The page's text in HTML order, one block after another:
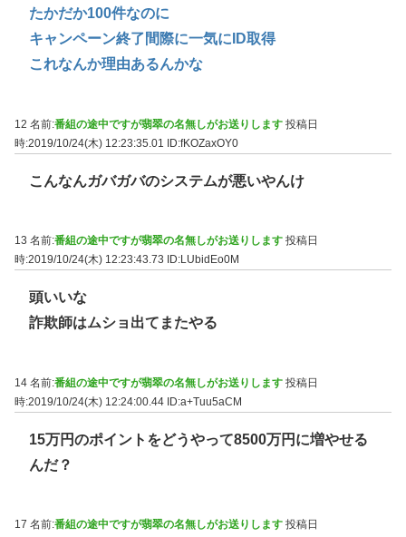
たかだか100件なのに
キャンペーン終了間際に一気にID取得
これなんか理由あるんかな
12 名前:番組の途中ですが翡翠の名無しがお送りします 投稿日
時:2019/10/24(木) 12:23:35.01 ID:fKOZaxOY0
こんなんガバガバのシステムが悪いやんけ
13 名前:番組の途中ですが翡翠の名無しがお送りします 投稿日
時:2019/10/24(木) 12:23:43.73
ID:LUbidEo0M
頭いいな
詐欺師はムショ出てまたやる
14 名前:番組の途中ですが翡翠の名無しがお送りします 投稿日
時:2019/10/24(木) 12:24:00.44 ID:a+Tuu5aCM
15万円のポイントをどうやって8500万円に増やせる
んだ？
17 名前:番組の途中ですが翡翠の名無しがお送りします 投稿日